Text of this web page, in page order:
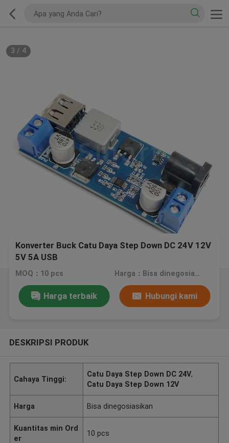
3 / 4
Konverter Buck Catu Daya Step Down DC 24V 12V
5V 5A USB
MOQ：10 pcs Harga：Bisa dinegosiasikan
Harga terbaik Hubungi kami
DESKRIPSI PRODUK
Cahaya Tinggi:
Catu Daya Step Down DC 24V,
Catu Daya Step Down 12V
Harga Bisa dinegosiasikan
Kuantitas min Ord
er
10 pcs